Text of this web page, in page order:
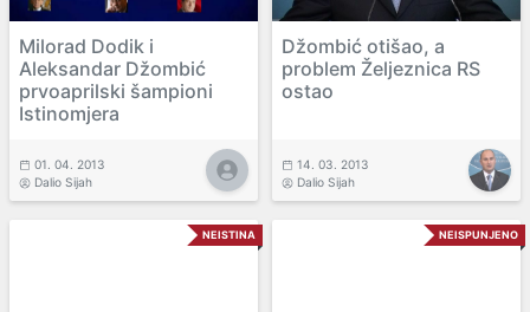
Milorad Dodik i
Aleksandar Džombić
prvoaprilski šampioni
Istinomjera
01. 04. 2013
Dalio Sijah
Džombić otišao, a
problem Željeznica RS
ostao
14. 03. 2013
Dalio Sijah
NEISTINA NEISPUNJENO